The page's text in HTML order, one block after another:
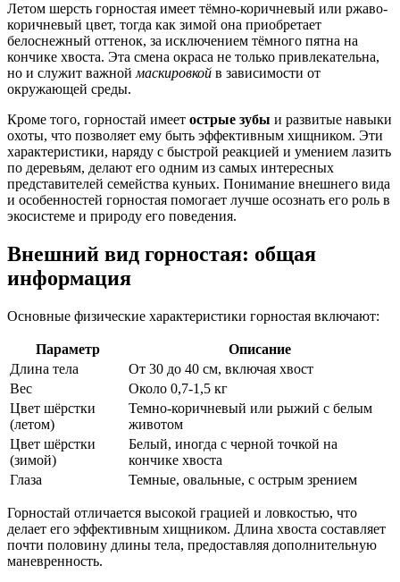
Летом шерсть горностая имеет тёмно-коричневый или ржаво-
коричневый цвет, тогда как зимой она приобретает
белоснежный оттенок, за исключением тёмного пятна на
кончике хвоста. Эта смена окраса не только привлекательна,
но и служит важной маскировкой в зависимости от
окружающей среды.
Кроме того, горностай имеет острые зубы и развитые навыки
охоты, что позволяет ему быть эффективным хищником. Эти
характеристики, наряду с быстрой реакцией и умением лазить
по деревьям, делают его одним из самых интересных
представителей семейства куньих. Понимание внешнего вида
и особенностей горностая помогает лучше осознать его роль в
экосистеме и природу его поведения.
Внешний вид горностая: общая
информация
Основные физические характеристики горностая включают:
Параметр
Описание
Длина тела
От 30 до 40 см, включая хвост
Вес
Около 0,7-1,5 кг
Цвет шёрстки
(летом)
Темно-коричневый или рыжий с белым
животом
Цвет шёрстки
(зимой)
Белый, иногда с черной точкой на
кончике хвоста
Глаза
Темные, овальные, с острым зрением
Горностай отличается высокой грацией и ловкостью, что
делает его эффективным хищником. Длина хвоста составляет
почти половину длины тела, предоставляя дополнительную
маневренность.